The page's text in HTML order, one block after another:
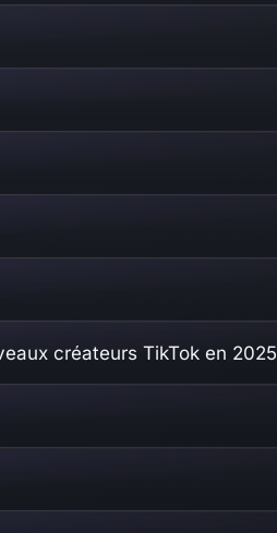
créateurs TikTok en 2025